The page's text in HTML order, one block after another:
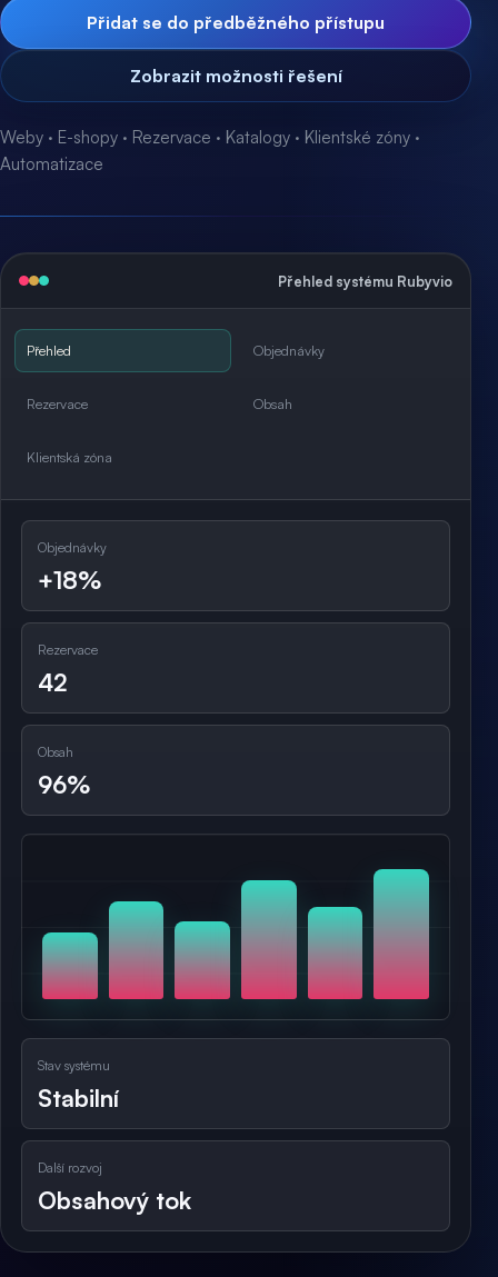
Přidat se do předběžného přístupu
Zobrazit možnosti řešení
Weby · E-shopy · Rezervace · Katalogy · Klientské zóny ·
Automatizace
Přehled systému Rubyvio
Přehled Objednávky
Rezervace Obsah
Klientská zóna
Objednávky
+18%
Rezervace
42
Obsah
96%
Stav systému
Stabilní
Další rozvoj
Obsahový tok